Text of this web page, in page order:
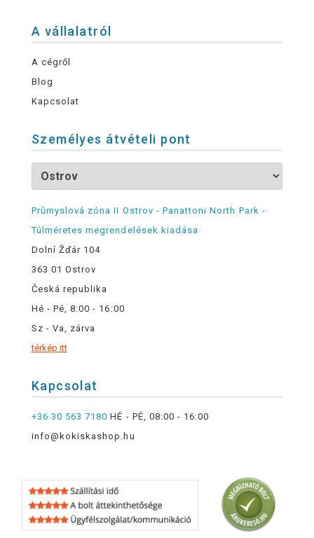
A vállalatról
A cégről
Blog
Kapcsolat
Személyes átvételi pont
Průmyslová zóna II Ostrov - Panattoni North Park -
Túlméretes megrendelések kiadása
Dolní Žďár 104
363 01 Ostrov
Česká republika
Hé - Pé, 8:00 - 16:00
Sz - Va, zárva
térkép itt
Kapcsolat
+36 30 563 7180 HÉ - PÉ, 08:00 - 16:00
info@kokiskashop.hu